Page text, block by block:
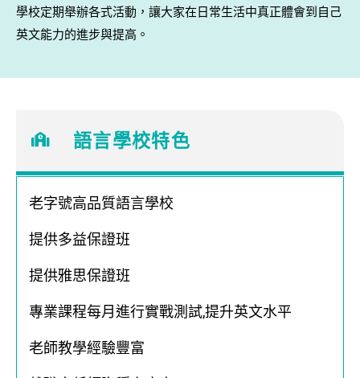
學校定期舉辦各式活動，讓大家在日常生活中真正體會到自己
英文能力的進步與提高。
語言學校特色
老字號高品質語言學校
提供多益保證班
提供雅思保證班
專業課程每月進行實戰測試,提升英文水平
老師教學經驗豐富